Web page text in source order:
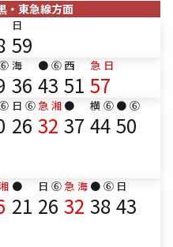
・東急線方面
日
59
海
36
● ⑥
43
西
51
急 日
57
日 ⑥
26
急 湘
32
●
37
横 ⑥
44
● ⑥
50
●
21
日 ⑥
26
急 海
32
● ⑥
38
日
43